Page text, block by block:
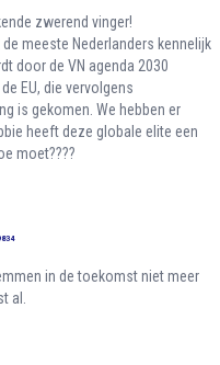
zwerend vinger!
meeste Nederlanders kennelijk
door de VN agenda 2030
EU, die vervolgens
is gekomen. We hebben er
heeft deze globale elite een
moet????
in de toekomst niet meer
al.